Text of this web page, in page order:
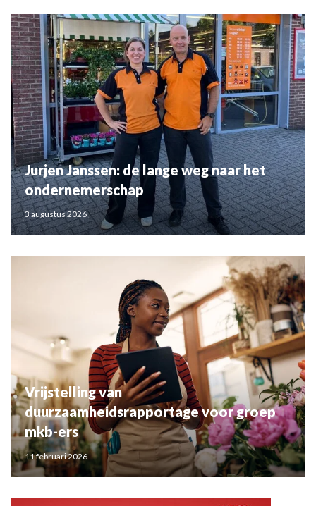
Jurjen Janssen: de lange weg naar het
ondernemerschap
3 augustus 2026
Vrijstelling van
duurzaamheidsrapportage voor groep
mkb-ers
11 februari 2026